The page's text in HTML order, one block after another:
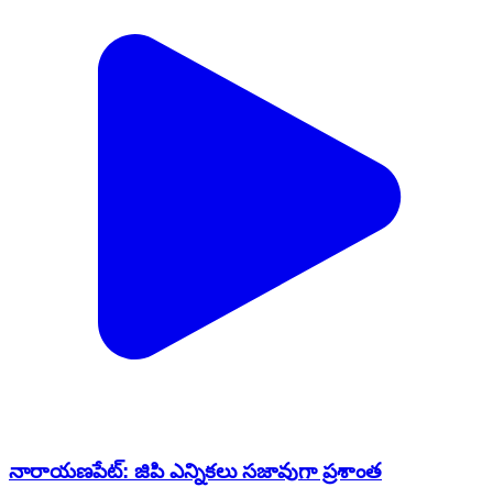
నారాయణపేట్: జిపి ఎన్నికలు సజావుగా ప్రశాంత